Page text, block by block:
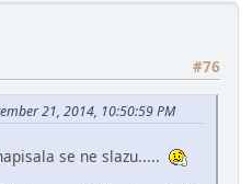
#76
21, 2014, 10:50:59 PM
se ne slazu.....